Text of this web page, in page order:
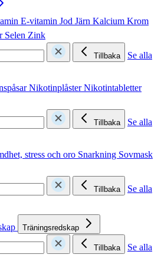
E-vitamin Jod Järn Kalcium Krom
Selen Zink
Tillbaka
Se alla
NikotinplåsterNikotintabletter
Tillbaka
Se alla
stress och oro Snarkning Sovmask
Tillbaka
Se alla
Träningsredskap
Tillbaka
Se alla